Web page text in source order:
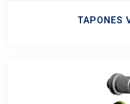
TAPONES